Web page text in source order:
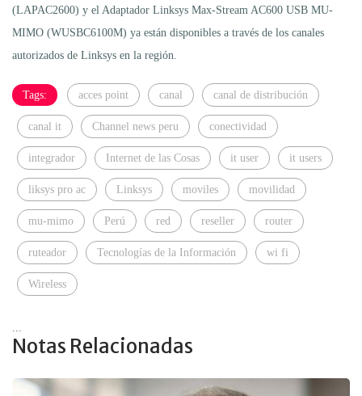
(LAPAC2600) y el Adaptador Linksys Max-Stream AC600 USB MU-
MIMO (WUSBC6100M) ya están disponibles a través de los canales
autorizados de Linksys en la región.
Tags: acces point canal canal de distribución
canal it Channel news peru conectividad
integrador Internet de las Cosas it user it users
liksys pro ac Linksys moviles movilidad
mu-mimo Perú red reseller router
ruteador Tecnologías de la Información wi fi
Wireless
Notas Relacionadas